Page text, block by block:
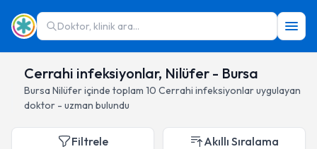
Doktor, klinik ara...
Cerrahi infeksiyonlar, Nilüfer - Bursa
Bursa Nilüferiçinde toplam 10 Cerrahi infeksiyonlaruygulayan
doktor - uzman bulundu
Filtrele Akıllı Sıralama